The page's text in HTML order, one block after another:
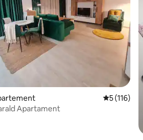
sur la base de 5 commentaires :
Évaluation
5 (116)
Apartament